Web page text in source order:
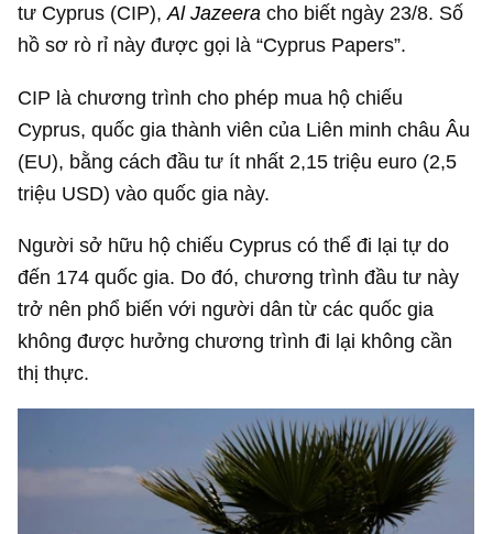
tư Cyprus (CIP),Al Jazeeracho biết ngày 23/8. Số
hồ sơ rò rỉ này được gọi là “Cyprus Papers”.
CIP là chương trình cho phép mua hộ chiếu
Cyprus, quốc gia thành viên của Liên minh châu Âu
(EU), bằng cách đầu tư ít nhất 2,15 triệu euro (2,5
triệu USD) vào quốc gia này.
Người sở hữu hộ chiếu Cyprus có thể đi lại tự do
đến 174 quốc gia. Do đó, chương trình đầu tư này
trở nên phổ biến với người dân từ các quốc gia
không được hưởng chương trình đi lại không cần
thị thực.